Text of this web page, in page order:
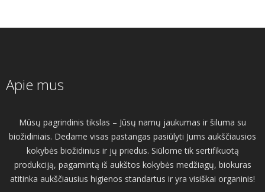
Apie mus
Mūsų pagrindinis tikslas – Jūsų namų jaukumas ir šiluma su
biožidiniais. Dedame visas pastangas pasiūlyti Jums aukščiausios
kokybės biožidinius ir jų priedus. Siūlome tik sertifikuotą
produkciją, pagamintą iš aukštos kokybės medžiagų, biokuras
atitinka aukščiausius higienos standartus ir yra visiškai organinis!